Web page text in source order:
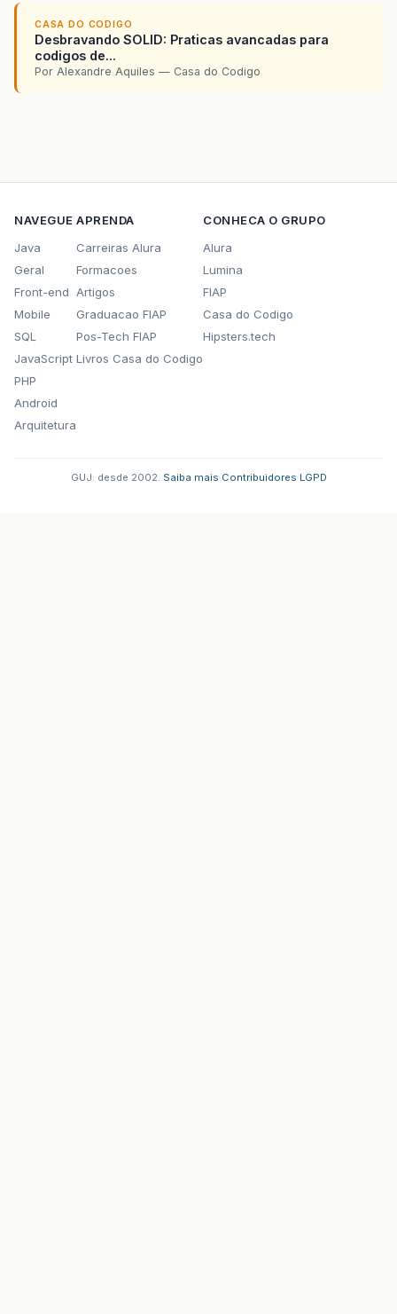
CASA DO CODIGO
Desbravando SOLID: Praticas avancadas para
codigos de...
Por Alexandre Aquiles — Casa do Codigo
NAVEGUE
Java
Geral
Front-end
Mobile
SQL
JavaScript
PHP
Android
Arquitetura
APRENDA
Carreiras Alura
Formacoes
Artigos
Graduacao FIAP
Pos-Tech FIAP
Livros Casa do Codigo
CONHECA O GRUPO
Alura
Lumina
FIAP
Casa do Codigo
Hipsters.tech
GUJ: desde 2002. Saiba mais Contribuidores LGPD